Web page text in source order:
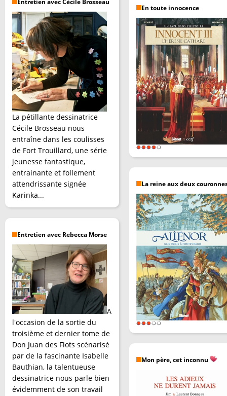
Entretien avec Cécile Brosseau
La pétillante dessinatrice
Cécile Brosseau nous
entraîne dans les coulisses
de Fort Trouillard, une série
jeunesse fantastique,
entrainante et follement
attendrissante signée
Karinka...
Entretien avec Rebecca Morse
A
l'occasion de la sortie du
troisième et dernier tome de
Don Juan des Flots scénarisé
par de la fascinante Isabelle
Bauthian, la talentueuse
dessinatrice nous parle bien
évidemment de son travail
En toute innocence
La reine aux deux
Mon père, cet inconnu